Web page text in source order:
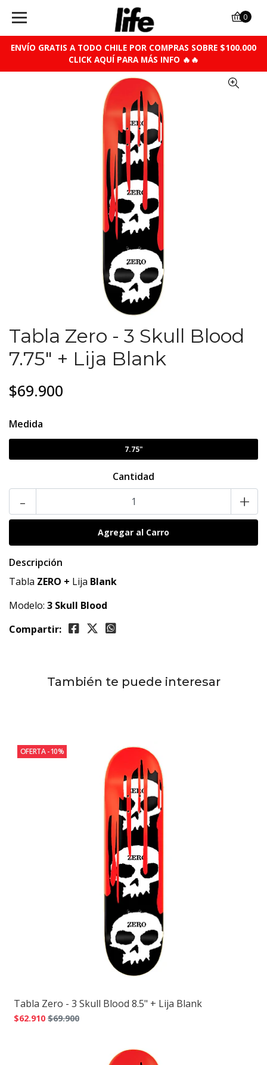
ENVÍO GRATIS A TODO CHILE POR COMPRAS SOBRE $100.000
CLICK AQUÍ PARA MÁS INFO 🔥🔥
0
Tabla Zero - 3 Skull Blood
7.75" + Lija Blank
$69.900
Medida
7.75"
Cantidad
- +
Descripción
Tabla ZERO + Lija Blank
Modelo: 3 Skull Blood
Compartir:
También te puede interesar
OFERTA -10%
Tabla Zero - 3 Skull Blood 8.5" + Lija Blank
$62.910 $69.900